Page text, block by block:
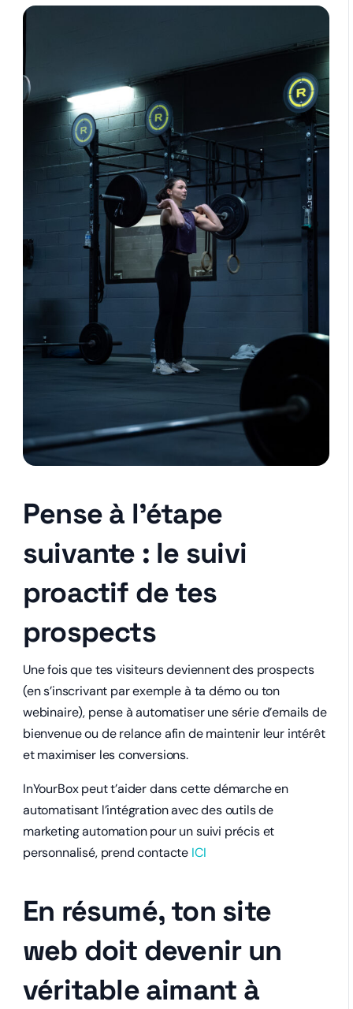
Pense à l’étape
suivante : le suivi
proactif de tes
prospects
Une fois que tes visiteurs deviennent des prospects
(en s’inscrivant par exemple à ta démo ou ton
webinaire), pense à automatiser une série d’emails de
bienvenue ou de relance afin de maintenir leur intérêt
et maximiser les conversions.
InYourBox peut t’aider dans cette démarche en
automatisant l’intégration avec des outils de
marketing automation pour un suivi précis et
personnalisé, prend contacte ICI
En résumé, ton site
web doit devenir un
véritable aimant à